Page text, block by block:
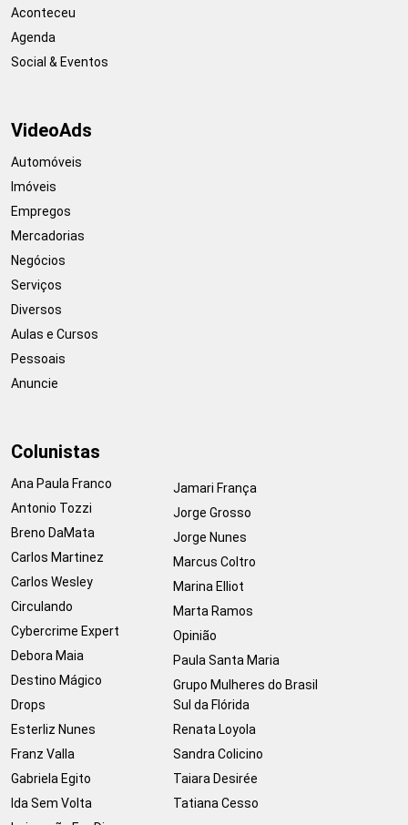
Aconteceu
Agenda
Social & Eventos
VideoAds
Automóveis
Imóveis
Empregos
Mercadorias
Negócios
Serviços
Diversos
Aulas e Cursos
Pessoais
Anuncie
Colunistas
Ana Paula Franco
Antonio Tozzi
Breno DaMata
Carlos Martinez
Carlos Wesley
Circulando
Cybercrime Expert
Debora Maia
Destino Mágico
Drops
Esterliz Nunes
Franz Valla
Gabriela Egito
Ida Sem Volta
Jamari França
Jorge Grosso
Jorge Nunes
Marcus Coltro
Marina Elliot
Marta Ramos
Opinião
Paula Santa Maria
Grupo Mulheres do Brasil
Sul da Flórida
Renata Loyola
Sandra Colicino
Taiara Desirée
Tatiana Cesso